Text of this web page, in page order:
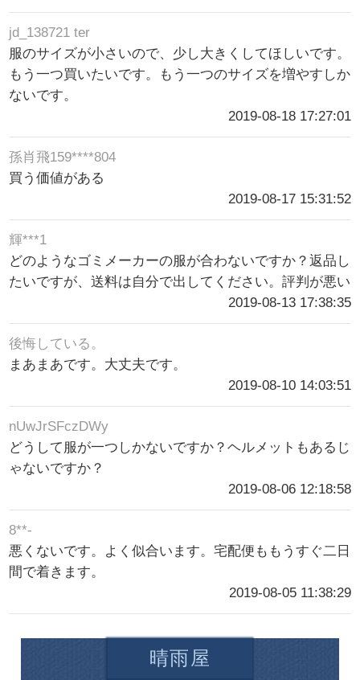
jd_138721 ter
服のサイズが小さいので、少し大きくしてほしいです。
もう一つ買いたいです。もう一つのサイズを増やすしか
ないです。
2019-08-18 17:27:01
孫肖飛159****804
買う価値がある
2019-08-17 15:31:52
輝***1
どのようなゴミメーカーの服が合わないですか？返品し
たいですが、送料は自分で出してください。評判が悪い
2019-08-13 17:38:35
後悔している。
まあまあです。大丈夫です。
2019-08-10 14:03:51
nUwJrSFczDWy
どうして服が一つしかないですか？ヘルメットもあるじ
ゃないですか？
2019-08-06 12:18:58
8**-
悪くないです。よく似合います。宅配便ももうすぐ二日
間で着きます。
2019-08-05 11:38:29
晴雨屋